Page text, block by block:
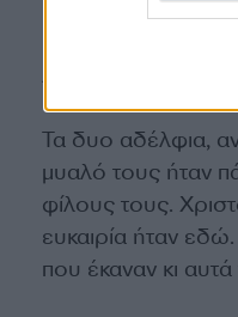
Λάτρεις του
Τα δυο αδέλφια,
μυαλό τους ήταν
φίλους τους.
ευκαιρία ήταν
που έκαναν κι